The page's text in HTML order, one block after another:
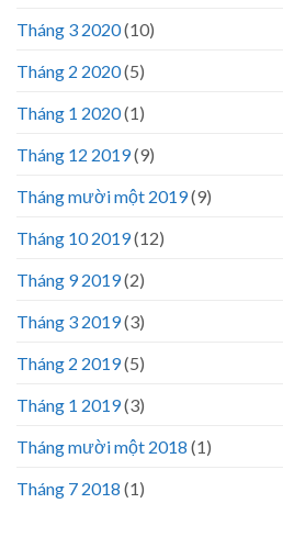
Tháng 3 2020(10)
Tháng 2 2020(5)
Tháng 1 2020(1)
Tháng 12 2019(9)
Tháng mười một 2019(9)
Tháng 10 2019(12)
Tháng 9 2019(2)
Tháng 3 2019(3)
Tháng 2 2019(5)
Tháng 1 2019(3)
Tháng mười một 2018 (1)
Tháng 7 2018 (1)